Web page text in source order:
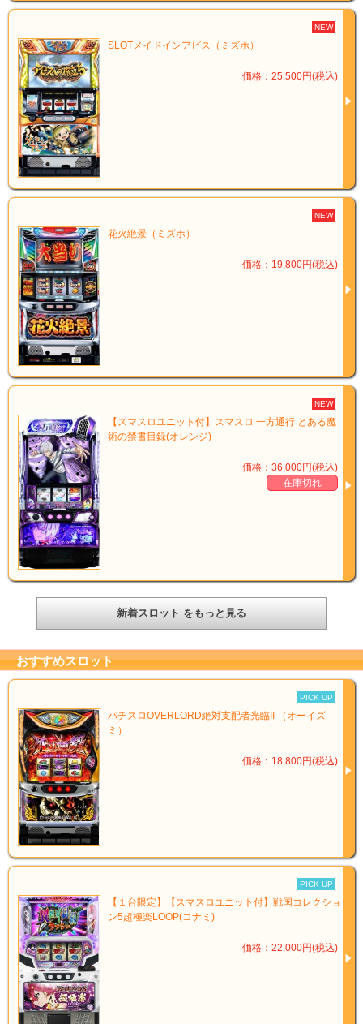
NEW
SLOTメイドインアビス（ミズホ）
価格：25,500円(税込)
NEW
花火絶景（ミズホ）
価格：19,800円(税込)
NEW
【スマスロユニット付】スマスロ 一方通行 とある魔
術の禁書目録(オレンジ)
価格：36,000円(税込)
在庫切れ
新着スロット をもっと見る
おすすめスロット
PICK UP
パチスロOVERLORD絶対支配者光臨II （オーイズ
ミ）
価格：18,800円(税込)
PICK UP
【１台限定】【スマスロユニット付】戦国コレクショ
ン5超極楽LOOP(コナミ)
価格：22,000円(税込)